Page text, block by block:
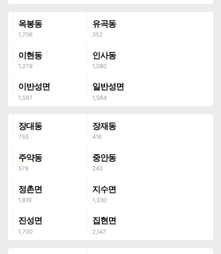
옥봉동 유곡동
이현동 인사동
이반성면 일반성면
장대동 장재동
주약동 중안동
정촌면 지수면
진성면 집현면